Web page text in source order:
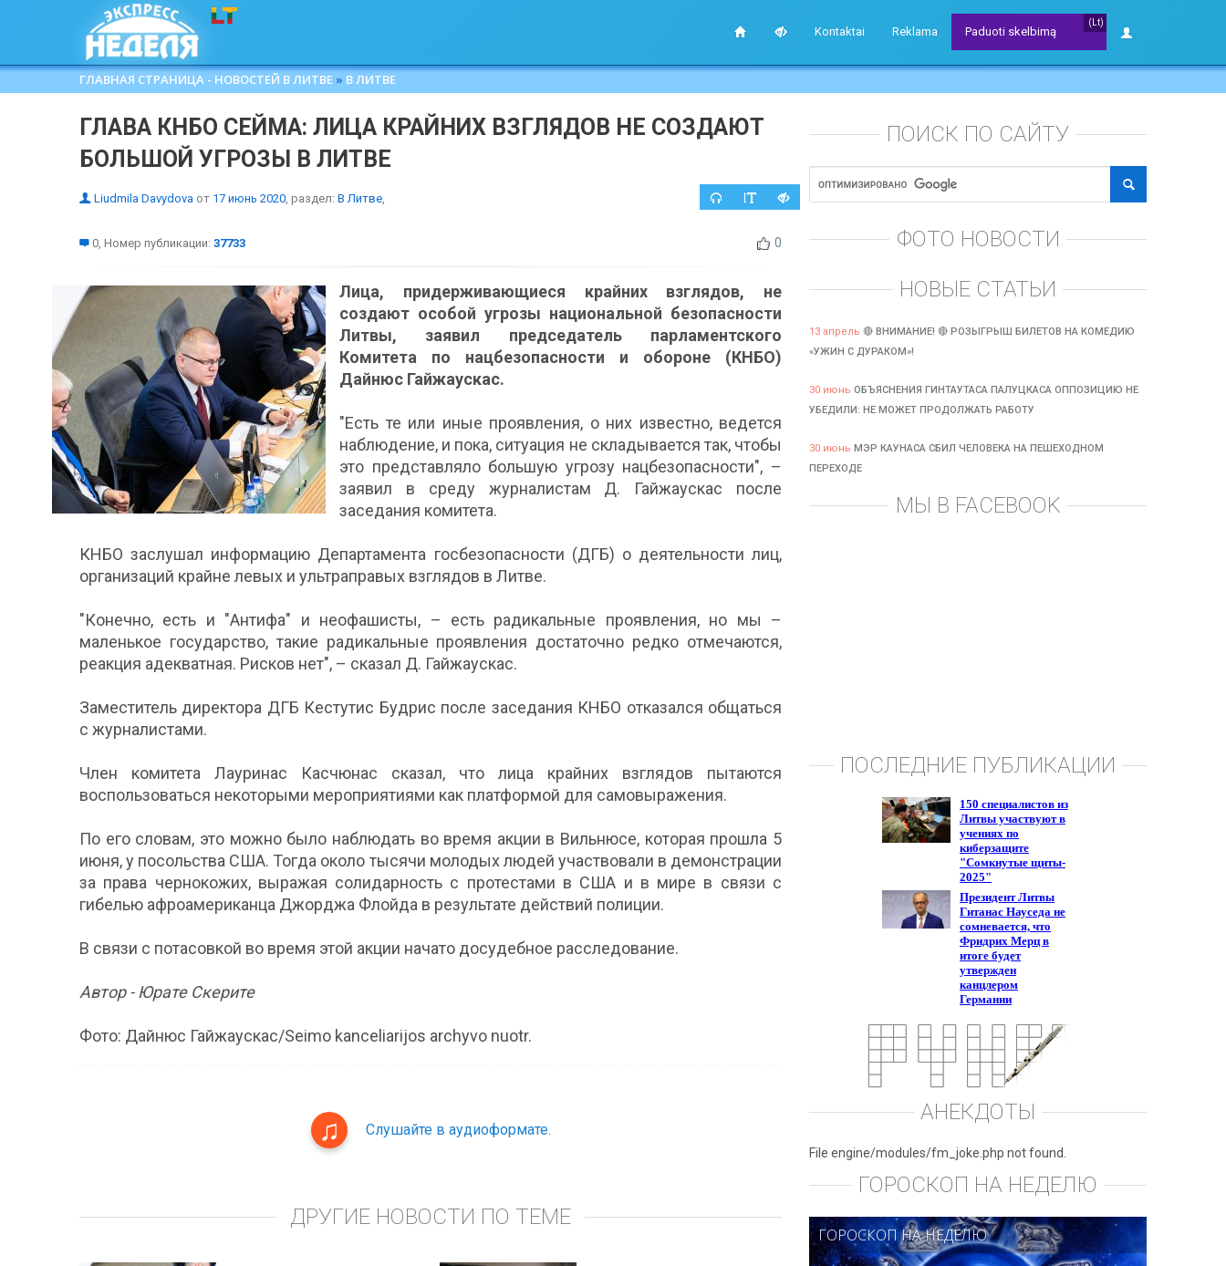
Kontaktai Reklama
(Lt)
Paduoti skelbimą
ГЛАВНАЯ СТРАНИЦА - НОВОСТЕЙ В ЛИТВЕ » В ЛИТВЕ
ГЛАВА КНБО СЕЙМА: ЛИЦА КРАЙНИХ ВЗГЛЯДОВ НЕ СОЗДАЮТ
БОЛЬШОЙ УГРОЗЫ В ЛИТВЕ
Liudmila Davydova от 17 июнь 2020, раздел: В Литве,
0, Номер публикации: 37733 0
Лица, придерживающиеся крайних взглядов, не
создают особой угрозы национальной безопасности
Литвы, заявил председатель парламентского
Комитета по нацбезопасности и обороне (КНБО)
Дайнюс Гайжаускас.
"Есть те или иные проявления, о них известно, ведется
наблюдение, и пока, ситуация не складывается так, чтобы
это представляло большую угрозу нацбезопасности", –
заявил в среду журналистам Д. Гайжаускас после
заседания комитета.
КНБО заслушал информацию Департамента госбезопасности (ДГБ) о деятельности лиц,
организаций крайне левых и ультраправых взглядов в Литве.
"Конечно, есть и "Антифа" и неофашисты, – есть радикальные проявления, но мы –
маленькое государство, такие радикальные проявления достаточно редко отмечаются,
реакция адекватная. Рисков нет", – сказал Д. Гайжаускас.
Заместитель директора ДГБ Кестутис Будрис после заседания КНБО отказался общаться
с журналистами.
Член комитета Лауринас Касчюнас сказал, что лица крайних взглядов пытаются
воспользоваться некоторыми мероприятиями как платформой для самовыражения.
По его словам, это можно было наблюдать во время акции в Вильнюсе, которая прошла 5
июня, у посольства США. Тогда около тысячи молодых людей участвовали в демонстрации
за права чернокожих, выражая солидарность с протестами в США и в мире в связи с
гибелью афроамериканца Джорджа Флойда в результате действий полиции.
В связи с потасовкой во время этой акции начато досудебное расследование.
Автор - Юрате Скерите
Фото: Дайнюс Гайжаускас/Seimo kanceliarijos archyvo nuotr.
Слушайте в аудиоформате.
ДРУГИЕ НОВОСТИ ПО ТЕМЕ
ПОИСК ПО САЙТУ
ФОТО НОВОСТИ
НОВЫЕ СТАТЬИ
13 апрель 🔴 ВНИМАНИЕ! 🔴 РОЗЫГРЫШ БИЛЕТОВ НА КОМЕДИЮ
«УЖИН С ДУРАКОМ»!
30 июнь ОБЪЯСНЕНИЯ ГИНТАУТАСА ПАЛУЦКАСА ОППОЗИЦИЮ НЕ
УБЕДИЛИ: НЕ МОЖЕТ ПРОДОЛЖАТЬ РАБОТУ
30 июнь МЭР КАУНАСА СБИЛ ЧЕЛОВЕКА НА ПЕШЕХОДНОМ
ПЕРЕХОДЕ
МЫ В FACEBOOK
ПОСЛЕДНИЕ ПУБЛИКАЦИИ
АНЕКДОТЫ
File engine/modules/fm_joke.php not found.
ГОРОСКОП НА НЕДЕЛЮ
ГОРОСКОП НА НЕДЕЛЮ